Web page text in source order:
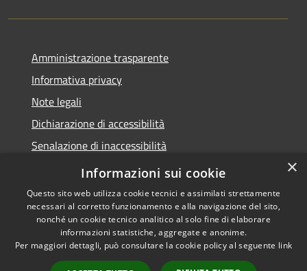
Amministrazione trasparente
Informativa privacy
Note legali
Dichiarazione di accessibilità
Senalazione di inaccessibilità
Whistleblowing segnalazione illeciti
Accessibilità
Copyright © 2026 • Comune di
Sondalo • Powered by
×
Informazioni sui cookie
Questo sito web utilizza cookie tecnici e assimilati strettamente
necessari al corretto funzionamento e alla navigazione del sito,
nonché un cookie tecnico analitico al solo fine di elaborare
informazioni statistiche, aggregate e anonime.
Per maggiori dettagli, può consultare la cookie policy al seguente link